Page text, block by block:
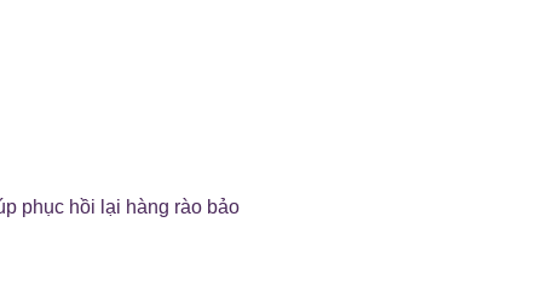
phục hồi lại hàng rào bảo